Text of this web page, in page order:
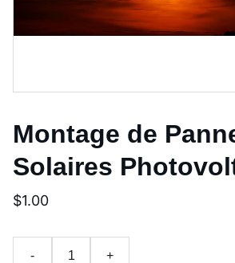
Montage de
Solaires
$1.00
- +